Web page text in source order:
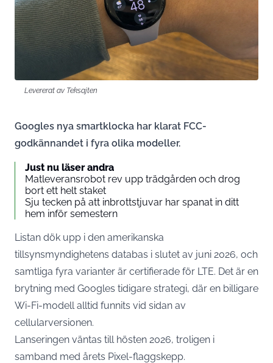
Levererat av Teksajten
Googles nya smartklocka har klarat FCC-
godkännandet i fyra olika modeller.
Just nu läser andra
Matleveransrobot rev upp trädgården och drog
bort ett helt staket
Sju tecken på att inbrottstjuvar har spanat in ditt
hem inför semestern
Listan dök upp i den amerikanska
tillsynsmyndighetens databas i slutet av juni 2026, och
samtliga fyra varianter är certifierade för LTE. Det är en
brytning med Googles tidigare strategi, där en billigare
Wi-Fi-modell alltid funnits vid sidan av
cellularversionen.
Lanseringen väntas till hösten 2026, troligen i
samband med årets Pixel-flaggskepp.